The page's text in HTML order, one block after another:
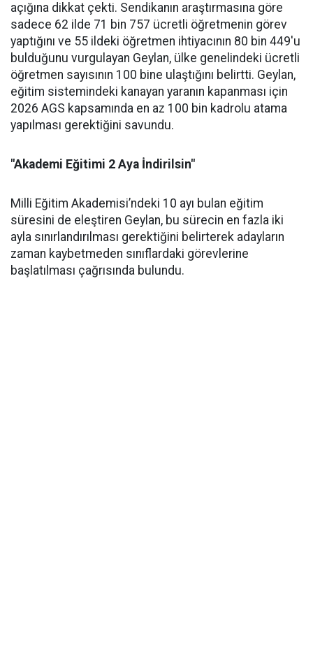
açığına dikkat çekti. Sendikanın araştırmasına göre
sadece 62 ilde 71 bin 757 ücretli öğretmenin görev
yaptığını ve 55 ildeki öğretmen ihtiyacının 80 bin 449'u
bulduğunu vurgulayan Geylan, ülke genelindeki ücretli
öğretmen sayısının 100 bine ulaştığını belirtti. Geylan,
eğitim sistemindeki kanayan yaranın kapanması için
2026 AGS kapsamında en az 100 bin kadrolu atama
yapılması gerektiğini savundu.
"Akademi Eğitimi 2 Aya İndirilsin"
Milli Eğitim Akademisi’ndeki 10 ayı bulan eğitim
süresini de eleştiren Geylan, bu sürecin en fazla iki
ayla sınırlandırılması gerektiğini belirterek adayların
zaman kaybetmeden sınıflardaki görevlerine
başlatılması çağrısında bulundu.